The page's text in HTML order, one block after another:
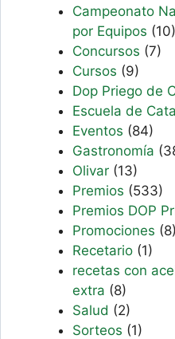
Campeonato
por Equipos (10)
Concursos (7)
Cursos (9)
Dop Priego de
Escuela de
Eventos (84)
Gastronomía
Olivar (13)
Premios (533)
Premios DOP
Promociones (8)
Recetario (1)
recetas con
extra (8)
Salud (2)
Sorteos (1)